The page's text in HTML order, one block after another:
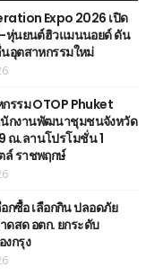
Expo 2026 เปิด
หุ่นยนต์ฮิวแมนนอยด์ ดัน
อุตสาหกรรมใหม่
รรม OTOP Phuket
กงานพัฒนาชุมชนจังหวัด
ณ.ลานโปรโมชั่น 1
ราชพฤกษ์
กซื้อ เลือกกิน ปลอดภัย
สด อตก. ยกระดับ
กรุง